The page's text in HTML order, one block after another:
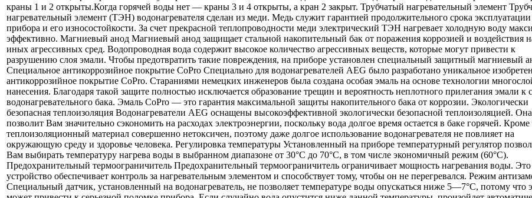
краны 1 и 2 открыты.Когда горячей воды нет — краны 3 и 4 открыты, а кран 2 закрыт. Трубчатый нагревательный элемент
нагревательный элемент (ТЭН) водонагревателя сделан из меди. Медь служит гарантией продолжительного срока эксплуатации
прибора и его износостойкости. За счет прекрасной теплопроводности меди электрический ТЭН нагревает холодную воду
эффективно. Магниевый анод Магниевый анод защищает стальной накопительный бак от поражения коррозией и воздействия
иных агрессивных сред. Водопроводная вода содержит высокое количество агрессивных веществ, которые могут привести к
разрушению слоя эмали. Чтобы предотвратить такие повреждения, на приборе установлен специальный защитный магниевый
Специальное антикоррозийное покрытие CoPro Специально для водонагревателей AEG было разработано уникальное
антикоррозийное покрытие CoPro. Стараниями немецких инженеров была создана особая эмаль на основе технологии
нанесения. Благодаря такой защите полностью исключается образование трещин и вероятность неплотного прилегания эмали к
водонагревательного бака. Эмаль CoPro — это гарантия максимальной защиты накопительного бака от коррозии. Экологически
безопасная теплоизоляция Водонагреватели AEG оснащены высокоэффективной экологически безопасной теплоизоляцией. Она
позволит Вам значительно сэкономить на расходах электроэнергии, поскольку вода долгое время остается в баке горячей. Кроме
теплоизоляционный материал совершенно нетоксичен, поэтому даже долгое использование водонагревателя не повлияет на
окружающую среду и здоровье человека. Регулировка температуры Установленный на приборе температурный регулятор
Вам выбирать температуру нагрева воды в выбранном диапазоне от 30°C до 70°C, в том числе экономичный режим (60°C).
Предохранительный термоограничитель Предохранительный термоограничитель ограничивает мощность нагревания воды. Это
устройство обеспечивает контроль за нагревательным элементом и способствует тому, чтобы он не перегревался. Режим
Cпециальный датчик, установленный на водонагреватель, не позволяет температуре воды опускаться ниже 5—7°С, потому что